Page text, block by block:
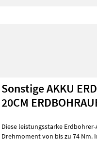
Sonstige AKKU
20CM
Diese leistungsstarke
Drehmoment von bis zu 74 Nm.